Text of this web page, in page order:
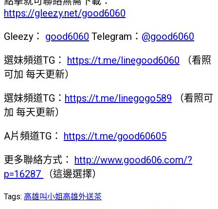
https://gleezy.net/good6060
Gleezy： good6060 Telegram： @good6060
選妹頻道TG： https://t.me/linegood6060 （看照
可加 每天更新）
選妹頻道TG： https://t.me/linegogo589 （看照可
加 每天更新）
A片頻道TG： https://t.me/good60605
更多聯絡方式： http://www.good606.com/?
p=16287
（這邊選擇）
Tags: 高雄叫小姐 高雄外送茶